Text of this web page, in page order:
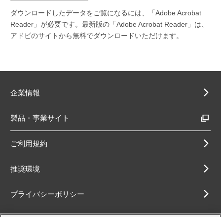
ダウンロードしたデータをご覧になるには、「Adobe Acrobat
Reader」が必要です。最新版の「Adobe Acrobat Reader」は、
アドビのサイトから無料でダウンロードいただけます。
企業情報
製品・事業サイト
ご利用規約
推奨環境
プライバシーポリシー